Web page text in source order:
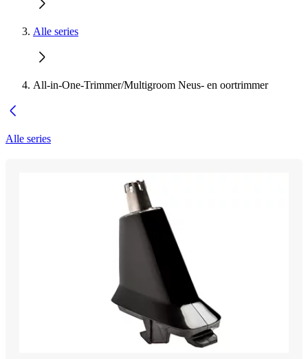
Alle series
All-in-One-Trimmer/Multigroom Neus- en oortrimmer
Alle series